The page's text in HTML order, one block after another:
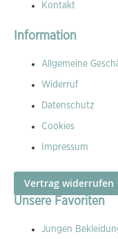
Kontakt
Information
Allgemeine
Widerruf
Datenschutz
Cookies
Impressum
Vertrag widerrufen
Unsere Favoriten
Jungen